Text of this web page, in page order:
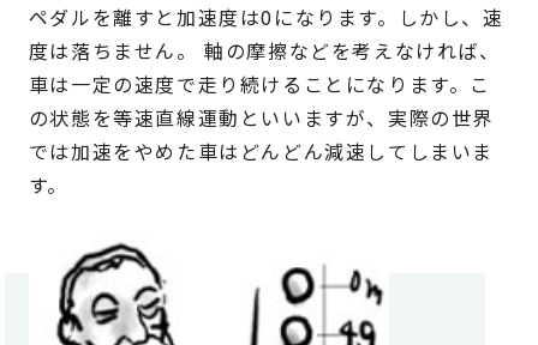
ペダルを離すと加速度は0になります。しかし、速
度は落ちません。 軸の摩擦などを考えなければ、
車は一定の速度で走り続けることになります。こ
の状態を等速直線運動といいますが、実際の世界
では加速をやめた車はどんどん減速してしまいま
す。